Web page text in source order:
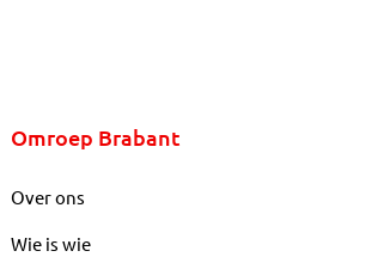
Omroep Brabant
Over ons
Wie is wie